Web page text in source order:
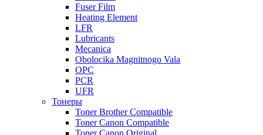
Fuser Film
Heating Element
LFR
Lubricants
Mecanica
Obolocika Magnitnogo Vala
OPC
PCR
UFR
Тонеры
Toner Brother Compatible
Toner Canon Compatible
Toner Canon Original